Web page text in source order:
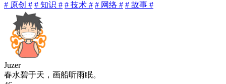
# 原创 # # 知识 # # 技术 # # 网络 # # 故事 #
Juzer
春水碧于天，画船听雨眠。